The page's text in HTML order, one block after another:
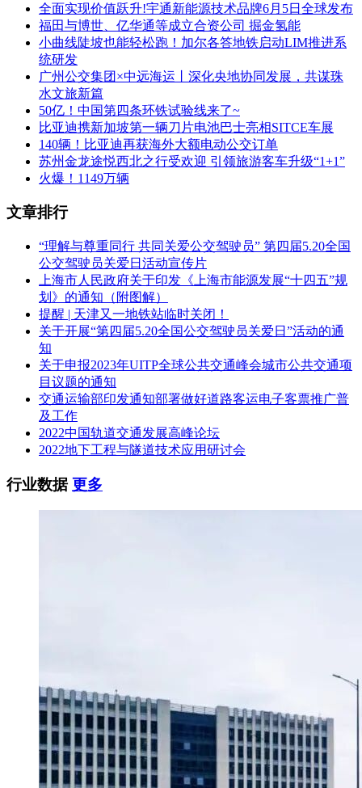
全面实现价值跃升!宇通新能源技术品牌6月5日全球发布
福田与博世、亿华通等成立合资公司 掘金氢能
小曲线陡坡也能轻松跑！加尔各答地铁启动LIM推进系
统研发
广州公交集团×中远海运丨深化央地协同发展，共谋珠
水文旅新篇
50亿！中国第四条环铁试验线来了~
比亚迪携新加坡第一辆刀片电池巴士亮相SITCE车展
140辆！比亚迪再获海外大额电动公交订单
苏州金龙途悦西北之行受欢迎 引领旅游客车升级“1+1”
火爆！1149万辆
文章排行
“理解与尊重同行 共同关爱公交驾驶员” 第四届5.20全国
公交驾驶员关爱日活动宣传片
上海市人民政府关于印发《上海市能源发展“十四五”规
划》的通知（附图解）
提醒 | 天津又一地铁站临时关闭！
关于开展“第四届5.20全国公交驾驶员关爱日”活动的通
知
关于申报2023年UITP全球公共交通峰会城市公共交通项
目议题的通知
交通运输部印发通知部署做好道路客运电子客票推广普
及工作
2022中国轨道交通发展高峰论坛
2022地下工程与隧道技术应用研讨会
行业数据更多